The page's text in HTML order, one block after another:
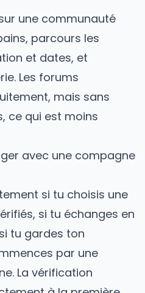
une communauté
parcours les
et dates, et
Les forums
mais sans
ce qui est moins
avec une compagne
si tu choisis une
si tu échanges en
tu gardes ton
par une
La vérification